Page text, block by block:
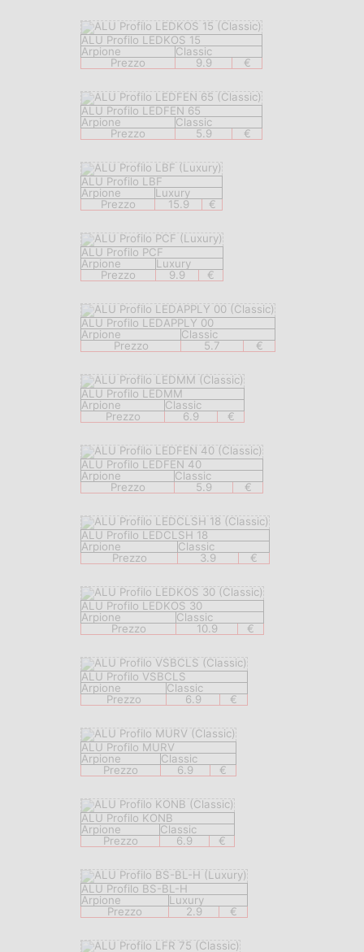
ALU Profilo LEDKOS 15
Arpione
Classic
Prezzo
9.9 €
ALU Profilo LEDFEN 65
Arpione
Classic
Prezzo
5.9 €
ALU Profilo LBF
Arpione
Luxury
Prezzo
15.9 €
ALU Profilo PCF
Arpione
Luxury
Prezzo
9.9 €
ALU Profilo LEDAPPLY 00
Arpione
Classic
Prezzo
5.7 €
ALU Profilo LEDMM
Arpione
Classic
Prezzo
6.9 €
ALU Profilo LEDFEN 40
Arpione
Classic
Prezzo
5.9 €
ALU Profilo LEDCLSH 18
Arpione
Classic
Prezzo
3.9 €
ALU Profilo LEDKOS 30
Arpione
Classic
Prezzo
10.9 €
ALU Profilo VSBCLS
Arpione
Classic
Prezzo
6.9 €
ALU Profilo MURV
Arpione
Classic
Prezzo
6.9 €
ALU Profilo KONB
Arpione
Classic
Prezzo
6.9 €
ALU Profilo BS-BL-H
Arpione
Luxury
Prezzo
2.9 €